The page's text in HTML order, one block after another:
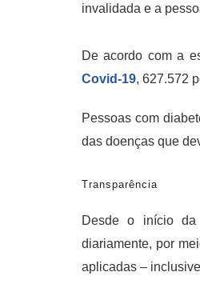
invalidada e a
De acordo com a
Covid-19, 627.572
Pessoas com
das doenças que
Transparência
Desde o início da
diariamente, por
aplicadas –